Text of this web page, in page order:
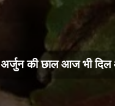
अर्जुन की छाल आज भी दिल